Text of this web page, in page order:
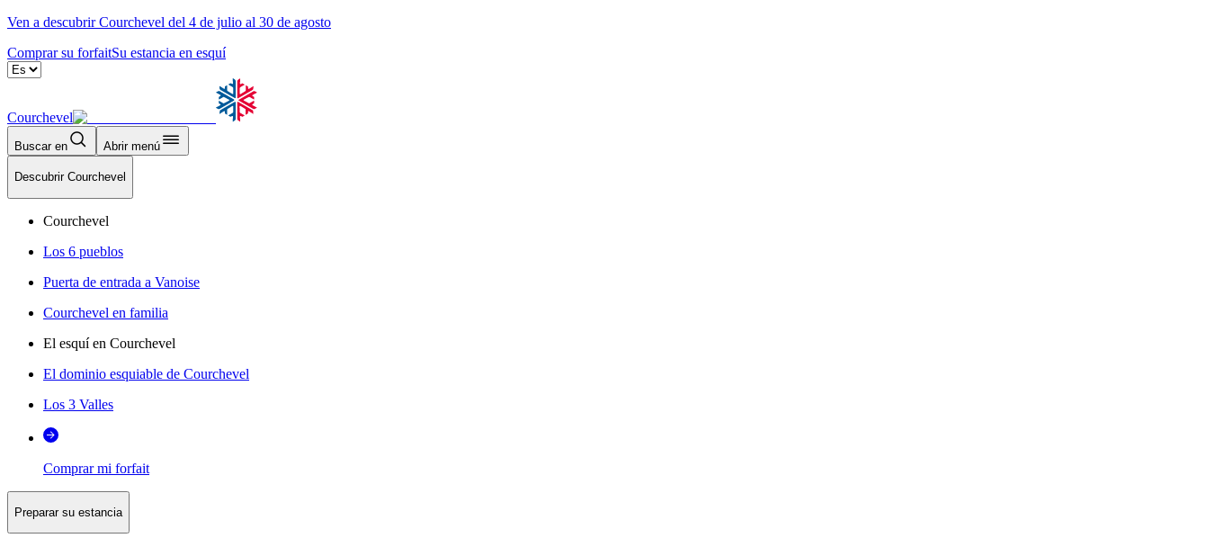
Ven a descubrir Courchevel del 4 de julio al 30 de agosto
Comprar su forfaitSu estancia en esquí
Courchevel
Buscar en Abrir menú
Descubrir Courchevel
Courchevel
Los 6 pueblos
Puerta de entrada a Vanoise
Courchevel en familia
El esquí en Courchevel
El dominio esquiable de Courchevel
Los 3 Valles
Comprar mi forfait
Preparar su estancia